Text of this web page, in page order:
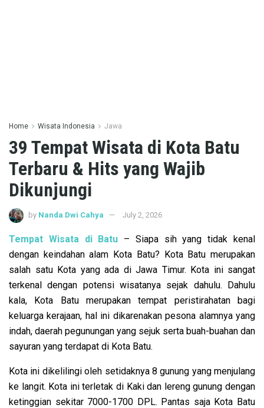
Home Wisata Indonesia Jawa
39 Tempat Wisata di Kota Batu
Terbaru & Hits yang Wajib
Dikunjungi
by Nanda Dwi Cahya July 2, 2026
Tempat Wisata di Batu – Siapa sih yang tidak kenal
dengan keindahan alam Kota Batu? Kota Batu merupakan
salah satu Kota yang ada di Jawa Timur. Kota ini sangat
terkenal dengan potensi wisatanya sejak dahulu. Dahulu
kala, Kota Batu merupakan tempat peristirahatan bagi
keluarga kerajaan, hal ini dikarenakan pesona alamnya yang
indah, daerah pegunungan yang sejuk serta buah-buahan dan
sayuran yang terdapat di Kota Batu.
Kota ini dikelilingi oleh setidaknya 8 gunung yang menjulang
ke langit. Kota ini terletak di Kaki dan lereng gunung dengan
ketinggian sekitar 7000-1700 DPL. Pantas saja Kota Batu